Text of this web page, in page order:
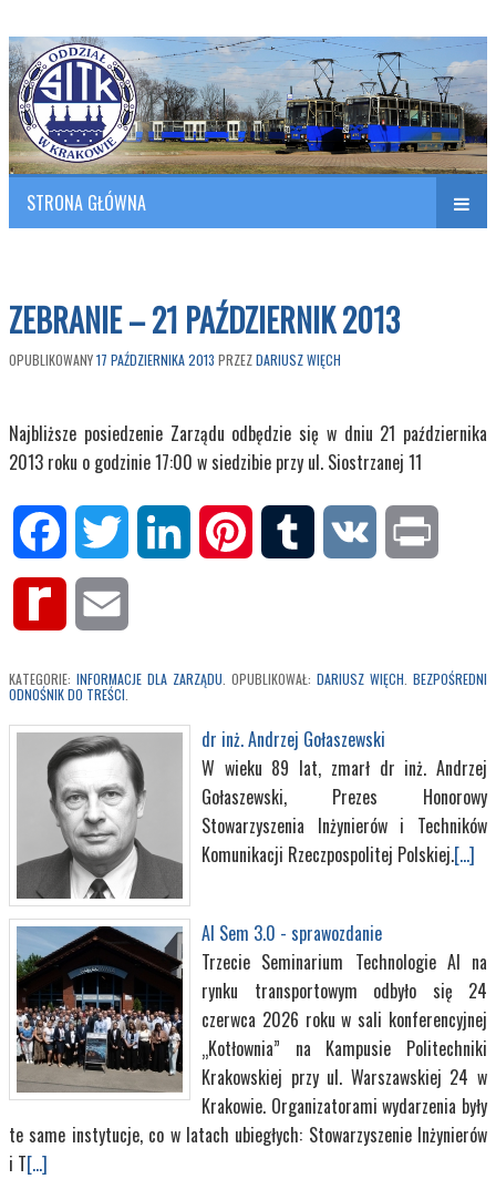
SITK RP Oddział w KRAKOWIE
Polish Association of Engineers & Technicians of Transportation
STRONA GŁÓWNA
ZEBRANIE – 21 PAŹDZIERNIK 2013
OPUBLIKOWANY17 PAŹDZIERNIKA 2013 PRZEZDARIUSZ WIĘCH
Najbliższe posiedzenie Zarządu odbędzie się w dniu 21 października
2013 roku o godzinie 17:00 w siedzibie przy ul. Siostrzanej 11
Facebook Twitter LinkedIn Pinterest Tumblr VK
Rediff
KATEGORIE: INFORMACJE DLA ZARZĄDU . OPUBLIKOWAŁ: DARIUSZ WIĘCH BEZPOŚREDNI
ODNOŚNIK DO TREŚCI
dr inż. Andrzej Gołaszewski
W wieku 89 lat, zmarł dr inż. Andrzej
Gołaszewski, Prezes Honorowy
Stowarzyszenia Inżynierów i Techników
Komunikacji Rzeczpospolitej Polskiej.[...]
AI Sem 3.0 - sprawozdanie
Trzecie Seminarium Technologie AI na
rynku transportowym odbyło się 24
czerwca 2026 roku w sali konferencyjnej
„Kotłownia” na Kampusie Politechniki
Krakowskiej przy ul. Warszawskiej 24 w
Krakowie. Organizatorami wydarzenia były
te same instytucje, co w latach ubiegłych: Stowarzyszenie Inżynierów
i T[...]